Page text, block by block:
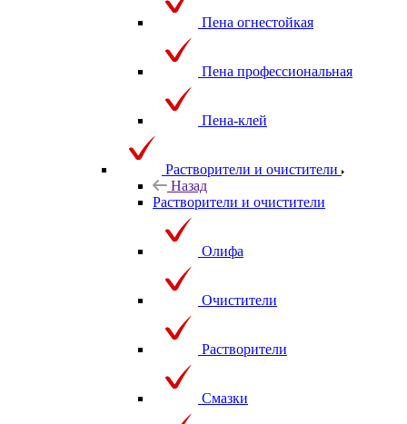
Пена огнестойкая
Пена профессиональная
Пена-клей
Растворители и очистители
Назад
Растворители и очистители
Олифа
Очистители
Растворители
Смазки